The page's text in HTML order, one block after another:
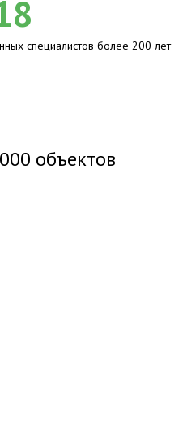
специалистов более 200 лет
объектов